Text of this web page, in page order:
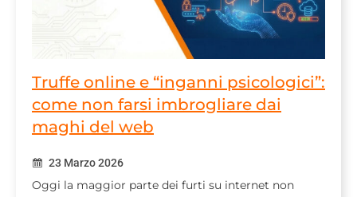
Truffe online e “inganni psicologici”:
come non farsi imbrogliare dai
maghi del web
23 Marzo 2026
Oggi la maggior parte dei furti su internet non